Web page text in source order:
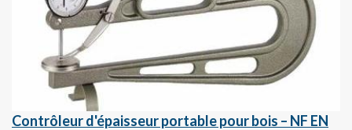
Contrôleur d'épaisseur portable pour bois – NF EN